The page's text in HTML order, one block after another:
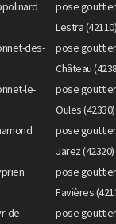
pose
Lestra (42110)
des-
pose
Château
le-
pose
Oules (42330)
pose
Jarez (42320)
pose
Favières
de-
pose